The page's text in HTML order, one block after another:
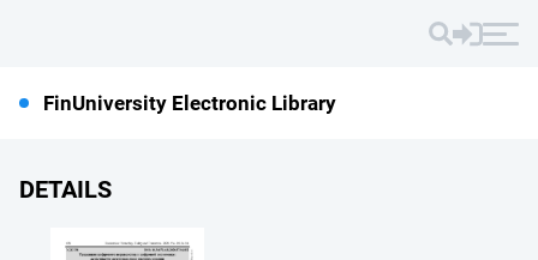
FinUniversity Electronic Library
DETAILS